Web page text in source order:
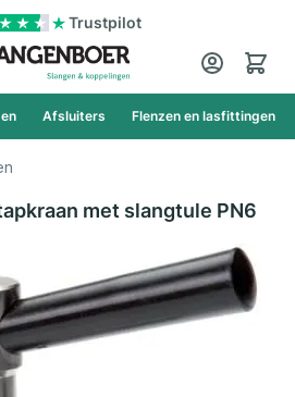
Trustpilot
Cart
Afsluiters Flenzen en lasfittingen
met slangtule PN6